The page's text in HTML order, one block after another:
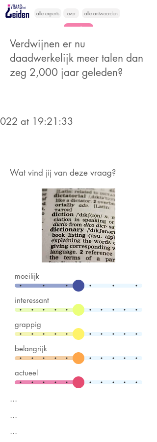
alle experts over alle antwoorden
vragen lessen
Verdwijnen er nu
daadwerkelijk meer talen dan
zeg 2,000 jaar geleden?
at 19:21:33
Wat vind jij van deze vraag?
moeilijk
interessant
grappig
belangrijk
actueel
...
...
...